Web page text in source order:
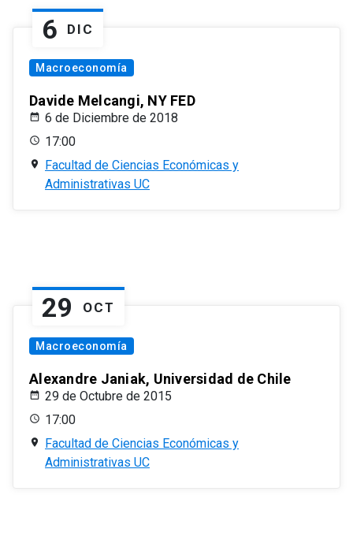
6 DIC
Macroeconomía
Davide Melcangi, NY FED
6 de Diciembre de 2018
17:00
Facultad de Ciencias Económicas y
Administrativas UC
29 OCT
Macroeconomía
Alexandre Janiak, Universidad de Chile
29 de Octubre de 2015
17:00
Facultad de Ciencias Económicas y
Administrativas UC